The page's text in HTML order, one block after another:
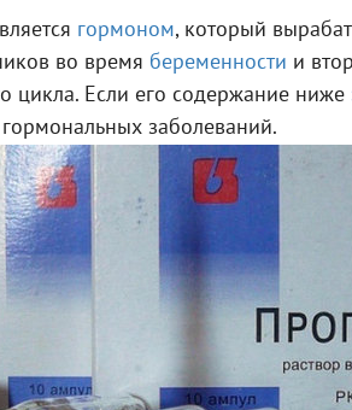
гормоном, который
во время беременности и
цикла. Если его содержание ниже
заболеваний.